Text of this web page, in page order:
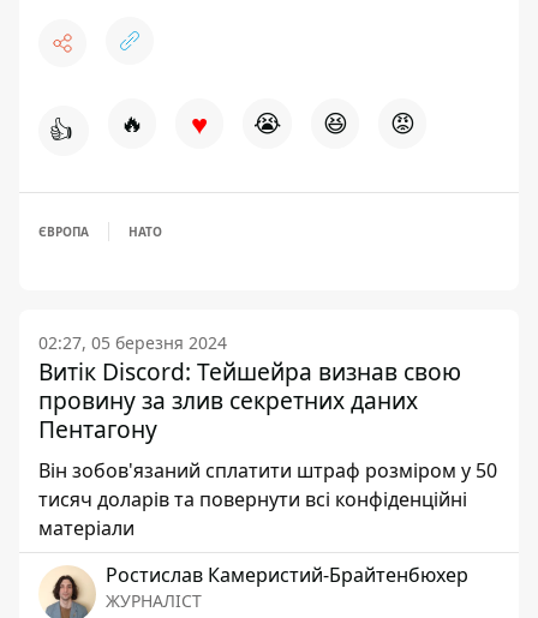
👍 🔥 ♥ 😭 😆 😡
ЄВРОПА НАТО
02:27, 05 березня 2024
Витік Discord: Тейшейра визнав свою
провину за злив секретних даних
Пентагону
Він зобов'язаний сплатити штраф розміром у 50
тисяч доларів та повернути всі конфіденційні
матеріали
Ростислав Камеристий-Брайтенбюхер
ЖУРНАЛІСТ